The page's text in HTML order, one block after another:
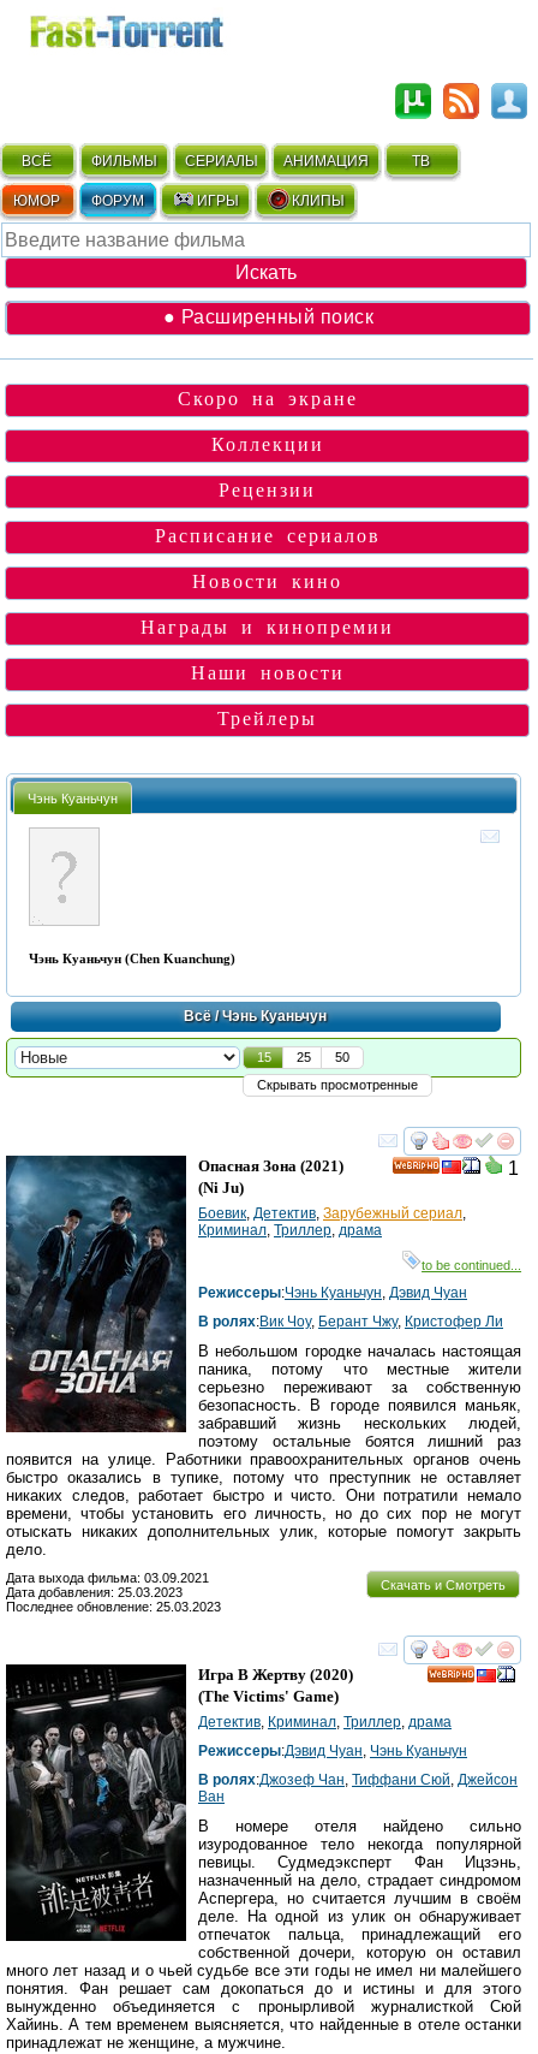
ВСЁ ФИЛЬМЫ СЕРИАЛЫ АНИМАЦИЯ ТВ
ЮМОР ФОРУМ ИГРЫ КЛИПЫ
● Расширенный поиск
Скоро на экране
Коллекции
Рецензии
Расписание сериалов
Новости кино
Награды и кинопремии
Наши новости
Трейлеры
Чэнь Куаньчун
Чэнь Куаньчун (Chen Kuanchung)
Всё/ Чэнь Куаньчун
15 25
50
Скрывать просмотренные
смотреть
1
Опасная Зона (2021)
(Ni Ju)
Боевик Детектив Зарубежный сериал
Криминал Триллер драма
to be continued...
Режиссеры:Чэнь Куаньчун Дэвид Чуан
В ролях:Вик Чоу, Берант Чжу, Кристофер Ли
В небольшом городке началась настоящая
паника, потому что местные жители
серьезно переживают за собственную
безопасность. В городе появился маньяк,
забравший жизнь нескольких людей,
поэтому остальные боятся лишний раз
появится на улице. Работники правоохранительных органов очень
быстро оказались в тупике, потому что преступник не оставляет
никаких следов, работает быстро и чисто. Они потратили немало
времени, чтобы установить его личность, но до сих пор не могут
отыскать никаких дополнительных улик, которые помогут закрыть
дело.
Скачать и Смотреть
Дата выхода фильма: 03.09.2021
Дата добавления: 25.03.2023
Последнее обновление: 25.03.2023
смотреть
Игра В Жертву (2020)
(The Victims' Game)
Детектив, Криминал, Триллер, драма
Режиссеры:Дэвид Чуан, Чэнь Куаньчун
В ролях:Джозеф Чан, Тиффани Сюй, Джейсон
Ван
В номере отеля найдено сильно
изуродованное тело некогда популярной
певицы. Судмедэксперт Фан Ицзэнь,
назначенный на дело, страдает синдромом
Аспергера, но считается лучшим в своём
деле. На одной из улик он обнаруживает
отпечаток пальца, принадлежащий его
собственной дочери, которую он оставил
много лет назад и о чьей судьбе все эти годы не имел ни малейшего
понятия. Фан решает сам докопаться до и истины и для этого
вынужденно объединяется с пронырливой журналисткой Сюй
Хайинь. А тем временем выясняется, что найденные в отеле останки
принадлежат не женщине, а мужчине.